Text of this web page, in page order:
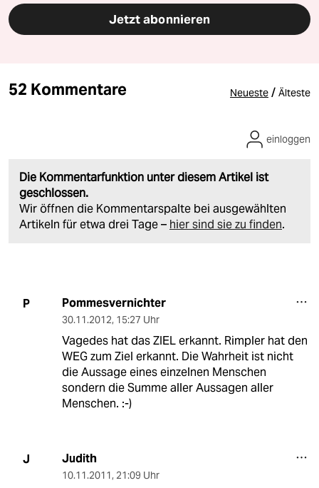
Jetzt abonnieren
52 Kommentare Neueste / Älteste
Die Kommentarfunktion unter diesem Artikel ist
geschlossen.
Wir öffnen die Kommentarspalte bei ausgewählten
Artikeln für etwa drei Tage – hier sind sie zu finden.
einloggen
P Pommesvernichter
30.11.2012, 15:27 Uhr
Vagedes hat das ZIEL erkannt. Rimpler hat den
WEG zum Ziel erkannt. Die Wahrheit ist nicht
die Aussage eines einzelnen Menschen
sondern die Summe aller Aussagen aller
Menschen. :-)
J Judith
10.11.2011, 21:09 Uhr